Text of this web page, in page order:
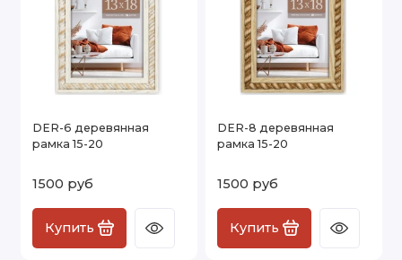
DER-6 деревянная
рамка 15-20
1500 руб
Купить
DER-8 деревянная
рамка 15-20
1500 руб
Купить